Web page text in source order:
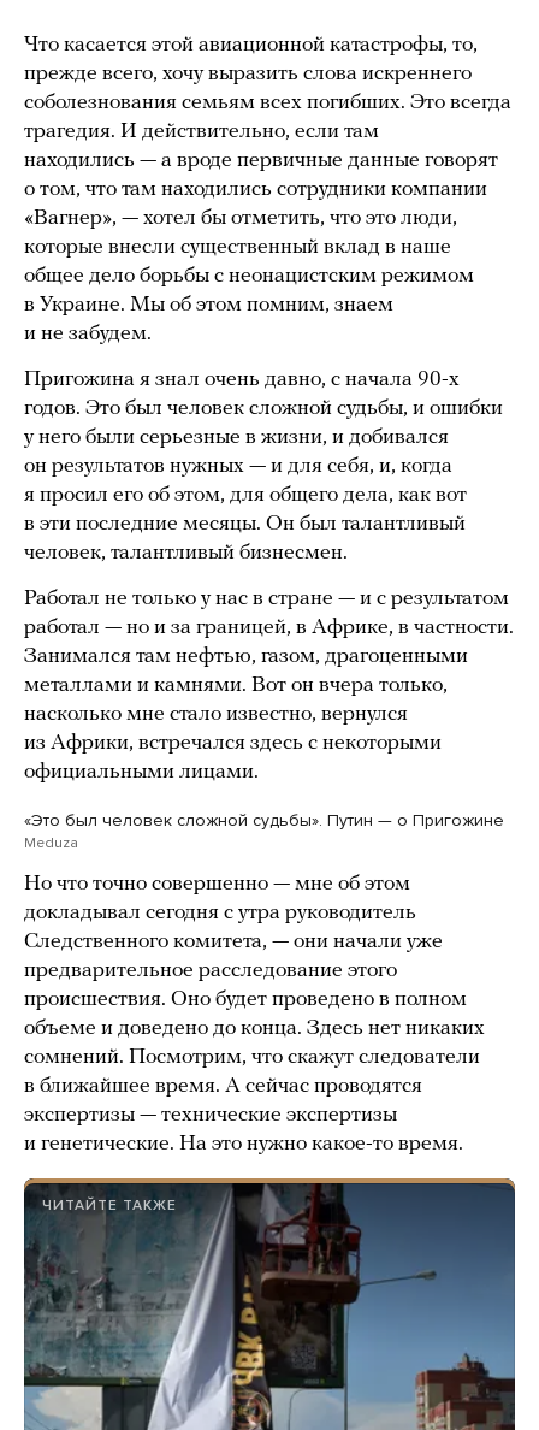
Что касается этой авиационной катастрофы, то,
прежде всего, хочу выразить слова искреннего
соболезнования семьям всех погибших. Это всегда
трагедия. И действительно, если там
находились — а вроде первичные данные говорят
о том, что там находились сотрудники компании
«Вагнер», — хотел бы отметить, что это люди,
которые внесли существенный вклад в наше
общее дело борьбы с неонацистским режимом
в Украине. Мы об этом помним, знаем
и не забудем.
Пригожина я знал очень давно, с начала 90-х
годов. Это был человек сложной судьбы, и ошибки
у него были серьезные в жизни, и добивался
он результатов нужных — и для себя, и, когда
я просил его об этом, для общего дела, как вот
в эти последние месяцы. Он был талантливый
человек, талантливый бизнесмен.
Работал не только у нас в стране — и с результатом
работал — но и за границей, в Африке, в частности.
Занимался там нефтью, газом, драгоценными
металлами и камнями. Вот он вчера только,
насколько мне стало известно, вернулся
из Африки, встречался здесь с некоторыми
официальными лицами.
«Это был человек сложной судьбы». Путин — о Пригожине
Meduza
Но что точно совершенно — мне об этом
докладывал сегодня с утра руководитель
Следственного комитета, — они начали уже
предварительное расследование этого
происшествия. Оно будет проведено в полном
объеме и доведено до конца. Здесь нет никаких
сомнений. Посмотрим, что скажут следователи
в ближайшее время. А сейчас проводятся
экспертизы — технические экспертизы
и генетические. На это нужно какое-то время.
ЧИТАЙТЕ ТАКЖЕ